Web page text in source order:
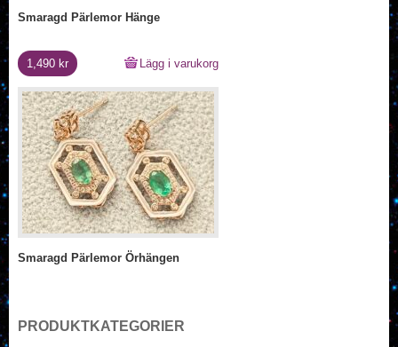
Smaragd Pärlemor Hänge
1,490 kr Lägg i varukorg
Smaragd Pärlemor Örhängen
PRODUKTKATEGORIER